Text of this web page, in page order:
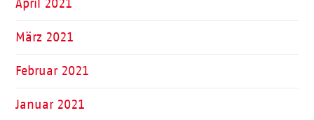
April 2021
März 2021
Februar 2021
Januar 2021